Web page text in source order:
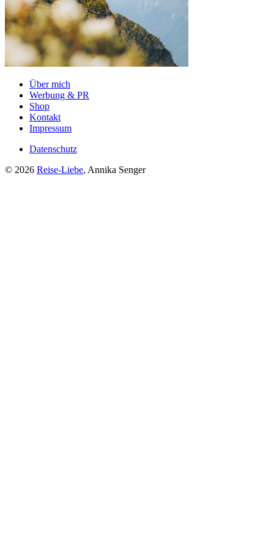
Über mich
Werbung & PR
Shop
Kontakt
Impressum
Datenschutz
© 2026 Reise-Liebe, Annika Senger